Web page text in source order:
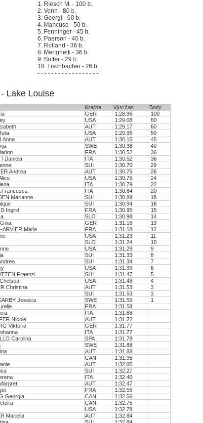
1. Riesch M. - 100 b.
2. Vonn - 80 b.
3. Goergl - 60 b.
4. Mancuso - 50 b.
5. Fenninger - 45 b.
6. Paerson - 40 b.
7. Rolland - 36 b.
8. Merighetti - 36 b.
9. Sutter - 29 b.
10. Fischbacher - 26 b.
- - - - - - - - - - - - - - - - - -
Lake Louise
Krajina Výsl.čas
Body
GER 1:28.96
100
USA 1:29.08
80
AUT 1:29.17
60
USA 1:29.95
50
Anna AUT 1:30.15
45
SWE 1:30.38
40
FRA 1:30.52
36
Daniela ITA 1:30.52
36
SUI 1:30.70
29
Andrea AUT 1:30.75
26
USA 1:30.76
24
ITA 1:30.79
22
Francesca ITA 1:30.84
20
Marianne SUI 1:30.89
18
SUI 1:30.94
16
Ingrid FRA 1:30.95
15
SLO 1:30.98
14
GER 1:31.16
13
ARVIER Marie FRA 1:31.18
12
USA 1:31.23
11
SLO 1:31.24
10
USA 1:31.29
9
SUI 1:31.33
8
SUI 1:31.34
7
USA 1:31.39
6
Fraenzi SUI 1:31.47
5
USA 1:31.48
4
Christina AUT 1:31.53
3
SUI 1:31.53
3
Jessica SWE 1:31.55
1
FRA
1:31.58
ITA
1:31.68
Nicole AUT
1:31.72
Viktoria GER
1:31.77
ITA
1:31.77
Carolina SPA
1:31.78
SWE
1:31.88
AUT
1:31.88
CAN
1:31.95
AUT
1:32.05
SUI
1:32.27
ITA
1:32.40
AUT
1:32.47
FRA
1:32.55
Georgia CAN
1:32.56
CAN
1:32.75
USA
1:32.78
Mariella AUT
1:32.84